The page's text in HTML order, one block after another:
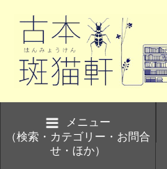
メニュー
（検索・カテゴリー・お問合
せ・ほか）